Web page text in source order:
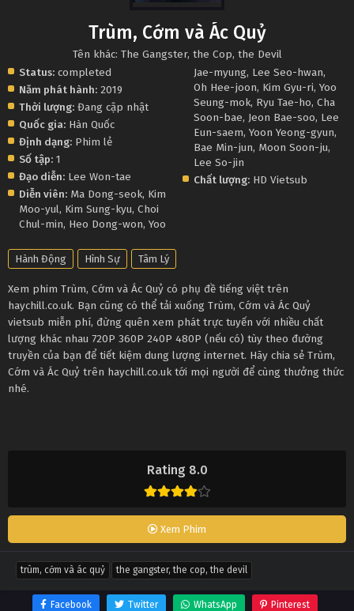
Rating 8.0
Xem Phim
Trùm, Cớm và Ác Quỷ
Tên khác: The Gangster, the Cop, the Devil
Status: completed
Năm phát hành: 2019
Thời lượng: Đang cập nhật
Quốc gia: Hàn Quốc
Định dạng: Phim lẻ
Số tập: 1
Đạo diễn: Lee Won-tae
Diễn viên: Ma Dong-seok, Kim
Moo-yul, Kim Sung-kyu, Choi
Chul-min, Heo Dong-won, Yoo
Jae-myung, Lee Seo-hwan,
Oh Hee-joon, Kim Gyu-ri,Yoo
Seung-mok, Ryu Tae-ho,Cha
Soon-bae, Jeon Bae-soo, Lee
Eun-saem,Yoon Yeong-gyun,
Bae Min-jun, Moon Soon-ju,
Lee So-jin
Chất lượng: HD Vietsub
Hành Động Hình Sự Tâm Lý
Xem phim Trùm, Cớm và Ác Quỷ có phụ đề tiếng việt trên
haychill.co.uk. Bạn cũng có thể tải xuống Trùm, Cớm và Ác Quỷ
vietsub miễn phí, đừng quên xem phát trực tuyến với nhiều chất
lượng khác nhau 720P 360P 240P 480P (nếu có) tùy theo đường
truyền của bạn để tiết kiệm dung lượng internet. Hãy chia sẻ Trùm,
Cớm và Ác Quỷ trên haychill.co.uk tới mọi người để cùng thưởng thức
nhé.
trùm, cớm và ác quỷ the gangster, the cop, the devil
Facebook Twitter WhatsApp Pinterest